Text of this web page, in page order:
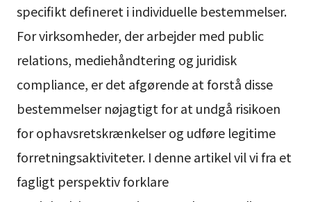
specifikt defineret i individuelle bestemmelser.
For virksomheder, der arbejder med public
relations, mediehåndtering og juridisk
compliance, er det afgørende at forstå disse
bestemmelser nøjagtigt for at undgå risikoen
for ophavsretskrænkelser og udføre legitime
forretningsaktiviteter. I denne artikel vil vi fra et
fagligt perspektiv forklare